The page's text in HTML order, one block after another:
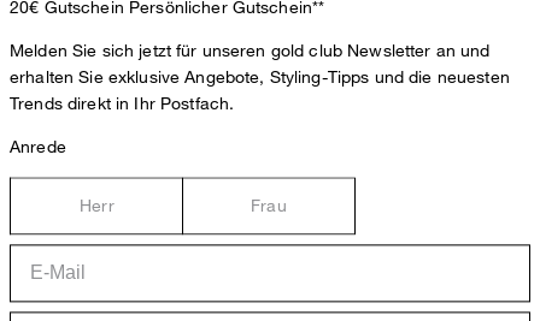
20€ Gutschein Persönlicher Gutschein**
Melden Sie sich jetzt für unseren gold club Newsletter an und
erhalten Sie exklusive Angebote, Styling-Tipps und die neuesten
Trends direkt in Ihr Postfach.
Anrede
Herr Frau